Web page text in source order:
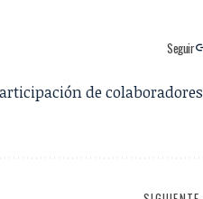
Seguir
de colaboradores